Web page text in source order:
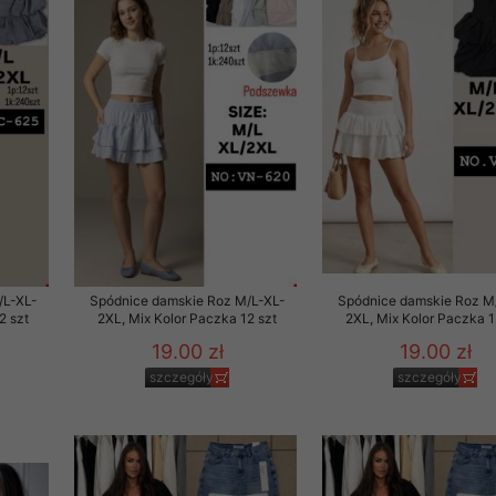
XL-
szt
Spódnice damskie Roz M/L-XL-
2XL, Mix Kolor Paczka 12 szt
19.00 zł
szczegóły
Spódnice damskie Roz
2XL, Mix Kolor Paczka
19.00 zł
szczegóły
sierpnia 1997 r. o
przechowujemy na
jedynie uprawnieni
danych w celu
osobom trzecim,
na podstawie
komputerze Klienta
naszej oferty do
internetowej
tych plików
na komputerze